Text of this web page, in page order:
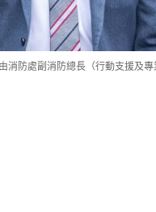
消防處副消防總長（行動支援及